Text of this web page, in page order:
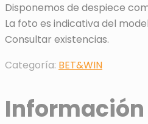
Disponemos de despiece
La foto es indicativa del
Consultar existencias.
Categoría: BET&WIN